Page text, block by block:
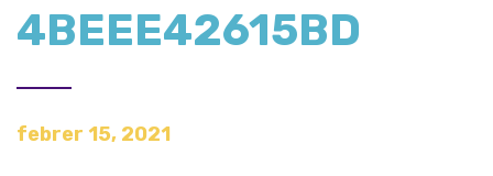
4BEEE42615BD
febrer 15, 2021